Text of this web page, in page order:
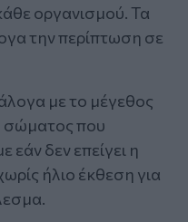
οργανισμού. Τα
την περίπτωση σε
με το μέγεθος
σώματος που
εάν δεν επείγει η
ήλιο έκθεση για